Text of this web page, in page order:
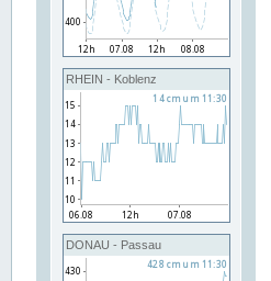
RHEIN - Koblenz
DONAU - Passau